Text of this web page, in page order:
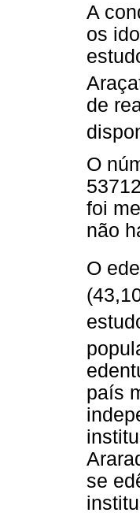
A
os
de
O
foi
não
O
país
se